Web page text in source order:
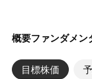
概要ファンダメン
目標株価